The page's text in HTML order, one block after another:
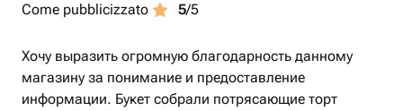
Come pubblicizzato
5/5
Хочу выразить огромную благодарность данному
магазину за понимание и предоставление
информации. Букет собрали потрясающие торт